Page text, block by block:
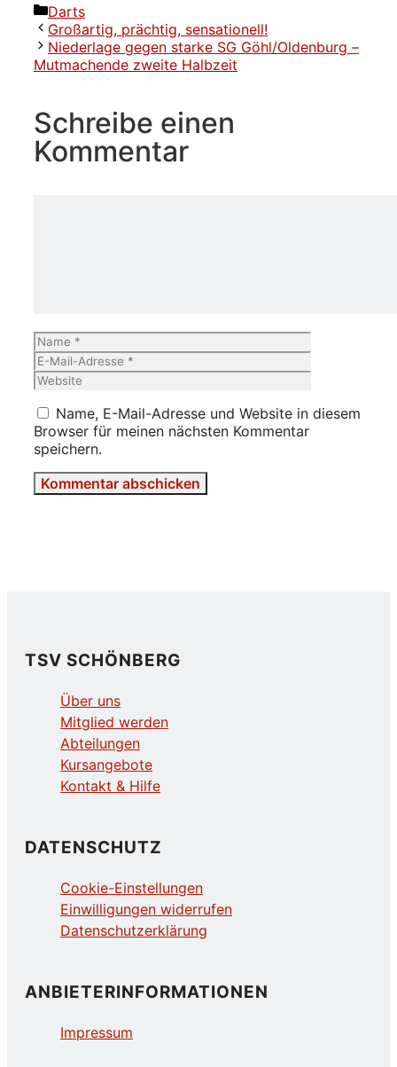
Kategorien
Darts
Großartig, prächtig, sensationell!
Niederlage gegen starke SG Göhl/Oldenburg –
Mutmachende zweite Halbzeit
Schreibe einen
Kommentar
Name
Mail-
Adresse
Name, E-Mail-Adresse und Website in diesem
Browser für meinen nächsten Kommentar
speichern.
TSV SCHÖNBERG
Über uns
Mitglied werden
Abteilungen
Kursangebote
Kontakt & Hilfe
DATENSCHUTZ
Cookie-Einstellungen
Einwilligungen widerrufen
Datenschutzerklärung
ANBIETERINFORMATIONEN
Impressum